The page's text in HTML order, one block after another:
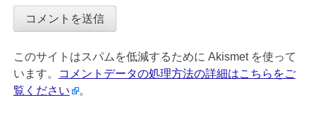
このサイトはスパムを低減するために Akismet を使って
います。
コメントデータの処理方法の詳細はこちらをご
覧ください
。